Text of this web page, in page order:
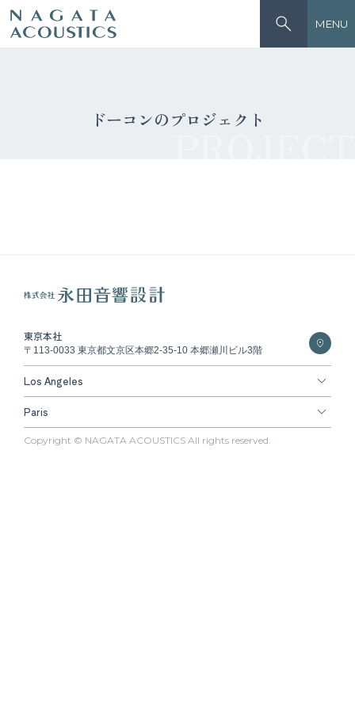
MENU
ドーコンのプロジェクト
東京本社
〒113-0033 東京都文京区本郷2-35-10 本郷瀬川ビル3階
Los Angeles
Paris
Copyright © NAGATA ACOUSTICS All rights reserved.